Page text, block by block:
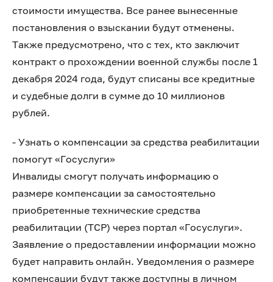
стоимости имущества. Все ранее вынесенные
постановления о взыскании будут отменены.
Также предусмотрено, что с тех, кто заключит
контракт о прохождении военной службы после 1
декабря 2024 года, будут списаны все кредитные
и судебные долги в сумме до 10 миллионов
рублей.
- Узнать о компенсации за средства реабилитации
помогут «Госуслуги»
Инвалиды смогут получать информацию о
размере компенсации за самостоятельно
приобретенные технические средства
реабилитации (ТСР) через портал «Госуслуги».
Заявление о предоставлении информации можно
будет направить онлайн. Уведомления о размере
компенсации будут также доступны в личном